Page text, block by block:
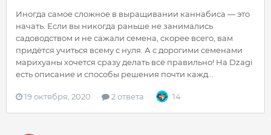
Иногда самое сложное в выращивании каннабиса — это
начать. Если вы никогда раньше не занимались
садоводством и не сажали семена, скорее всего, вам
придётся учиться всему с нуля. А с дорогими семенами
марихуаны хочется сразу делать всё правильно! На Dzagi
есть описание и способы решения почти кажд...
19 октября, 2020 2 ответа 14